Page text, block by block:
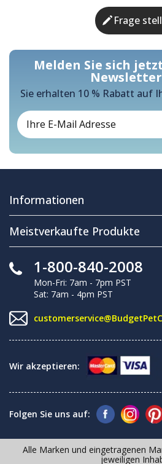
Frage
Melden Sie sich
Sie erhalten 10 % Rabatt auf
Informationen
Meistverkaufte Produkte
1-800-840-2008
Mon-Fri: 7am - 7pm PST
Sat: 7am - 4pm PST
Wir akzeptieren:
Folgen Sie uns auf:
Alle Marken und eingetragenen
jeweiligen